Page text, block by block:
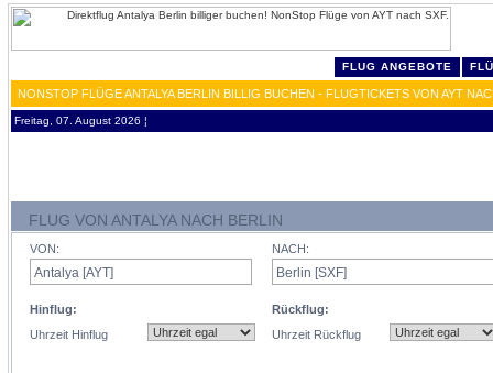
FLUG ANGEBOTE
NONSTOP FLÜGE ANTALYA BERLIN BILLIG BUCHEN - FLUGTICKETS VON AYT
Freitag, 07. August 2026 ¦
FLUG VON ANTALYA NACH BERLIN
VON:
Hinflug:
Uhrzeit Hinflug
NACH:
Rückflug:
Uhrzeit Rückflug